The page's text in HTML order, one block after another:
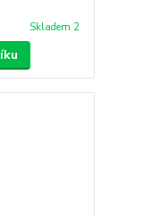
Skladem 2